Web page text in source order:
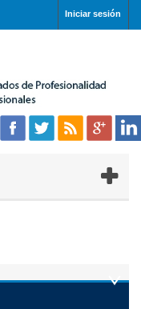
Iniciar sesión